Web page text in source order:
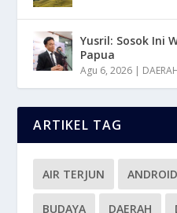
Yusril: Sosok Ini
Papua
Agu 6, 2026 |
ARTIKEL TAG
AIR TERJUN ANDROID
BUDAYA DAERAH